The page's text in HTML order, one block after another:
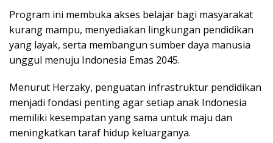
Program ini membuka akses belajar bagi masyarakat
kurang mampu, menyediakan lingkungan pendidikan
yang layak, serta membangun sumber daya manusia
unggul menuju Indonesia Emas 2045.
Menurut Herzaky, penguatan infrastruktur pendidikan
menjadi fondasi penting agar setiap anak Indonesia
memiliki kesempatan yang sama untuk maju dan
meningkatkan taraf hidup keluarganya.